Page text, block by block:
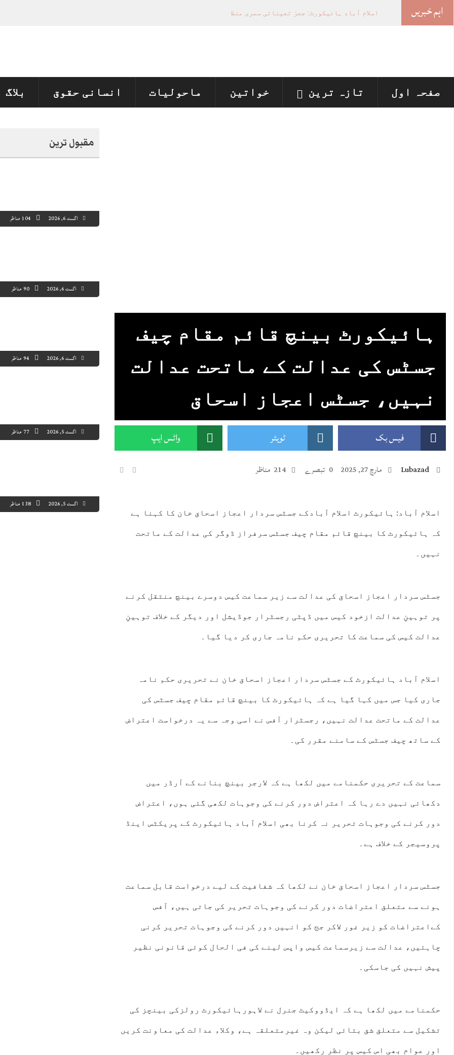
اہم خبریں اسلام آباد ہائیکورٹ: ججز تعیناتی سمری منظور نہیں‌ ہونے کے خٌلاف فیصلہ محفوظ
صفحہ اول تازہ ترین خواتین ماحولیات انسانی حقوق بلاگ
مقبول ترین
اگست 6, 2026 104 مناظر
اگست 6, 2026 90 مناظر
اگست 6, 2026 94 مناظر
اگست 5, 2026 77 مناظر
اگست 5, 2026 138 مناظر
ہائیکورٹ بینچ قائم مقام چیف
جسٹس کی عدالت کے ماتحت عدالت
نہیں، جسٹس اعجاز اسحاق
فیس بک ٹویٹر واٹس ایپ
Lubazad مارچ 27, 2025 0 تبصرے 214 مناظر
اسلام آباد: ہائیکورٹ اسلام آبادکے جسٹس سردار اعجاز اسحاق خان کا کہنا ہے
کہ ہائیکورٹ کا بینچ قائم مقام چیف جسٹس سرفراز ڈوگر کی عدالت کے ماتحت
نہیں۔
جسٹس سردار اعجاز اسحاق کی عدالت سے زیر سماعت کیس دوسرے بینچ منتقل کرنے
پر توہینِ عدالت ازخود کیس میں ڈپٹی رجسٹرار جوڈیشل اور دیگر کے خلاف توہینِ
عدالت کیس کی سماعت کا تحریری حکم نامہ جاری کر دیا گیا۔
اسلام آباد ہائیکورٹ کے جسٹس سردار اعجاز اسحاق خان نے تحریری حکم نامہ
جاری کیا جس میں کہا گیا ہے کہ ہائیکورٹ کا بینچ قائم مقام چیف جسٹس کی
عدالت کے ماتحت عدالت نہیں، رجسٹرار آفس نے اسی وجہ سے یہ درخواست اعتراض
کے ساتھ چیف جسٹس کے سامنے مقرر کی۔
سماعت کے تحریری حکمنامے میں لکھا ہے کہ لارجر بینچ بنانے کے آرڈر میں
دکھائی نہیں دے رہا کہ اعتراض دور کرنے کی وجوہات لکھی گئی ہوں، اعتراض
دور کرنے کی وجوہات تحریر نہ کرنا بھی اسلام آباد ہائیکورٹ کے پریکٹس اینڈ
پروسیجر کے خلاف ہے۔
جسٹس سردار اعجاز اسحاق خان نے لکھا کہ شفافیت کے لیے درخواست قابل سماعت
ہونے سے متعلق اعتراضات دور کرنے کی وجوہات تحریر کی جاتی ہیں، آفس
کےاعتراضات کو زیر غور لاکر جج کو انہیں دور کرنے کی وجوہات تحریر کرنی
چاہئیں، عدالت سے زیرسماعت کیس واپس لینے کی فی الحال کوئی قانونی نظیر
پیش نہیں کی جاسکی۔
حکمنامے میں لکھا ہے کہ ایڈووکیٹ جنرل نے لاہورہائیکورٹ رولزکی بینچز کی
تشکیل سے متعلق شق بتائی لیکن وہ غیرمتعلقہ ہے، وکلاء عدالت کی معاونت کریں
اور عوام بھی اس کیس پر نظر رکھیں۔